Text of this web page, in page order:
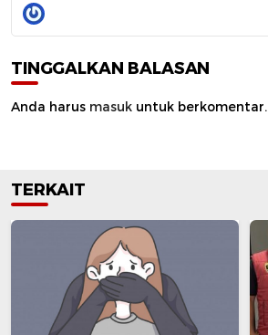
TINGGALKAN BALASAN
Anda harus masuk untuk berkomentar.
TERKAIT